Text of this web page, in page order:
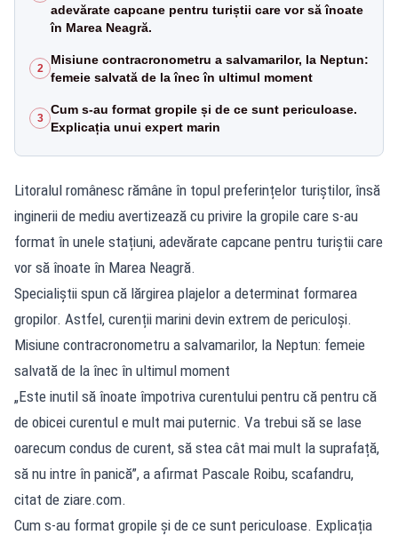
adevărate capcane pentru turiștii care vor să înoate
în Marea Neagră.
2
Misiune contracronometru a salvamarilor, la Neptun:
femeie salvată de la înec în ultimul moment
3
Cum s-au format gropile și de ce sunt periculoase.
Explicația unui expert marin
Litoralul românesc rămâne în topul preferințelor turiștilor, însă
inginerii de mediu avertizează cu privire la gropile care s-au
format în unele stațiuni, adevărate capcane pentru turiștii care
vor să înoate în Marea Neagră.
Specialiștii spun că lărgirea plajelor a determinat formarea
gropilor. Astfel, curenții marini devin extrem de periculoși.
Misiune contracronometru a salvamarilor, la Neptun: femeie
salvată de la înec în ultimul moment
„Este inutil să înoate împotriva curentului pentru că pentru că
de obicei curentul e mult mai puternic. Va trebui să se lase
oarecum condus de curent, să stea cât mai mult la suprafață,
să nu intre în panică”, a afirmat Pascale Roibu, scafandru,
citat de ziare.com.
Cum s-au format gropile și de ce sunt periculoase. Explicația